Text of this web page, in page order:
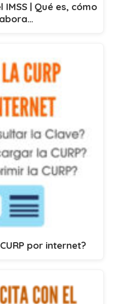
| Qué es, cómo
por internet?